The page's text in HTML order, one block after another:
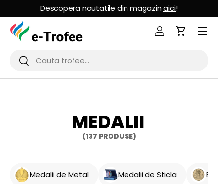
MERGI LA CONTINUT
Descopera noutatile din magazin aici!
Cauta
Cauta
Logheaza-te
Cos de
MEDALII
(137 PRODUSE)
Medalii de Metal Medalii de Sticla